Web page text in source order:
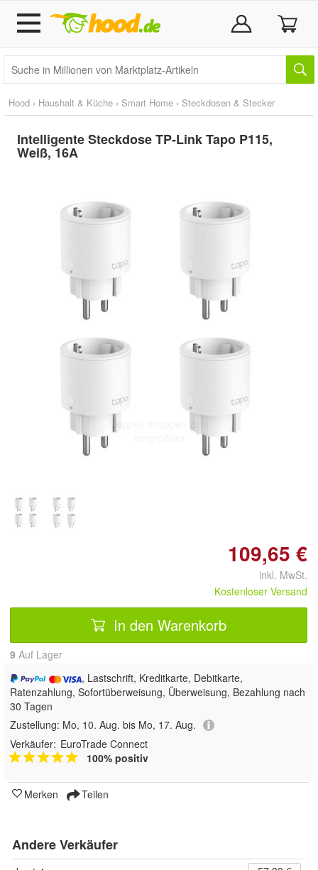
Hood › Haushalt & Küche › Smart Home › Steckdosen & Stecker
Intelligente Steckdose TP-Link Tapo P115,
Weiß, 16A
109,65 €
inkl. MwSt.
Kostenloser Versand
In den Warenkorb
9 Auf Lager
, Lastschrift, Kreditkarte, Debitkarte,
Ratenzahlung, Sofortüberweisung, Überweisung, Bezahlung nach
30 Tagen
Zustellung: Mo, 10. Aug. bis Mo, 17. Aug.
Verkäufer: EuroTrade Connect
100% positiv
Merken Teilen
Andere Verkäufer